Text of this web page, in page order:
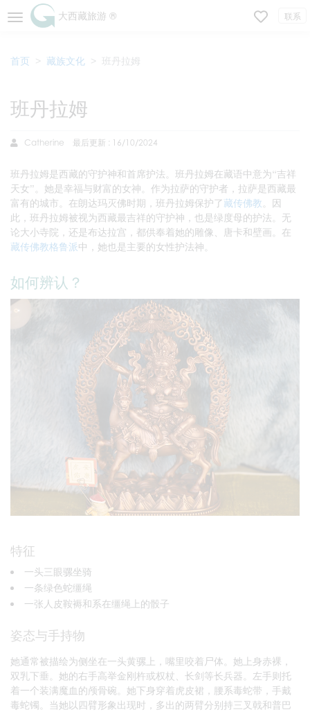
大西藏旅游 ® 联系
首页 藏族文化 班丹拉姆
班丹拉姆
Catherine 最后更新 : 16/10/2024
班丹拉姆是西藏的守护神和首席护法。班丹拉姆在藏语中意为“吉祥
天女”。她是幸福与财富的女神。作为拉萨的守护者，拉萨是西藏最
富有的城市。在朗达玛灭佛时期，班丹拉姆保护了藏传佛教 。因
此，班丹拉姆被视为西藏最吉祥的守护神，也是绿度母的护法。无
论大小寺院，还是布达拉宫，都供奉着她的雕像、唐卡和壁画。在
藏传佛教格鲁派中，她也是主要的女性护法神。
如何辨认？
特征
一头三眼骡坐骑
一条绿色蛇缰绳
一张人皮鞍褥和系在缰绳上的骰子
姿态与手持物
她通常被描绘为侧坐在一头黄骡上，嘴里咬着尸体。她上身赤裸，
双乳下垂。她的右手高举金刚杵或权杖、长剑等长兵器。左手则托
着一个装满魔血的颅骨碗。她下身穿着虎皮裙，腰系毒蛇带，手戴
毒蛇镯。当她以四臂形象出现时，多出的两臂分别持三叉戟和普巴